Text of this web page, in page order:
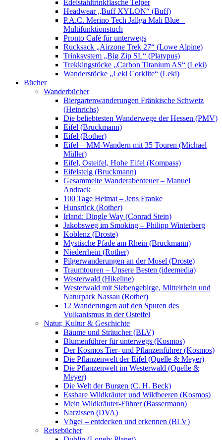
Edelstahltrinkflasche Telper
Headwear „Buff XYLON“ (Buff)
P.A.C. Merino Tech Jallga Mali Blue –
Multifunktionstuch
Pronto Café für unterwegs
Rucksack „Airzone Trek 27“ (Lowe Alpine)
Trinksystem „Big Zip SL“ (Platypus)
Trekkingstöcke „Carbon Titanium AS“ (Leki)
Wanderstöcke „Leki Corklite“ (Leki)
Bücher
Wanderbücher
Biergartenwanderungen Fränkische Schweiz
(Heinrichs)
Die beliebtesten Wanderwege der Hessen (PMV)
Eifel (Bruckmann)
Eifel (Rother)
Eifel – MM-Wandern mit 35 Touren (Michael
Müller)
Eifel, Osteifel, Hohe Eifel (Kompass)
Eifelsteig (Bruckmann)
Gesammelte Wanderabenteuer – Manuel
Andrack
100 Tage Heimat – Jens Franke
Hunsrück (Rother)
Irland: Dingle Way (Conrad Stein)
Jakobsweg im Smoking – Philipp Winterberg
Koblenz (Droste)
Mystische Pfade am Rhein (Bruckmann)
Niederrhein (Rother)
Pilgerwanderungen an der Mosel (Droste)
Traumtouren – Unsere Besten (ideemedia)
Westerwald (Hikeline)
Westerwald mit Siebengebirge, Mittelrhein und
Naturpark Nassau (Rother)
12 Wanderungen auf den Spuren des
Vulkanismus in der Osteifel
Natur, Kultur & Geschichte
Bäume und Sträucher (BLV)
Blumenführer für unterwegs (Kosmos)
Der Kosmos Tier- und Pflanzenführer (Kosmos)
Die Pflanzenwelt der Eifel (Quelle & Meyer)
Die Pflanzenwelt im Westerwald (Quelle &
Meyer)
Die Welt der Burgen (C. H. Beck)
Essbare Wildkräuter und Wildbeeren (Kosmos)
Mein Wildkräuter-Führer (Bassermann)
Narzissen (DVA)
Vögel – entdecken und erkennen (BLV)
Reisebücher